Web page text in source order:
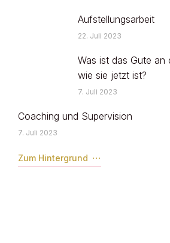
Aufstellungsarbeit
22. Juli 2023
Was ist das Gute an
wie sie jetzt ist?
7. Juli 2023
Coaching und Supervision
7. Juli 2023
Zum Hintergrund